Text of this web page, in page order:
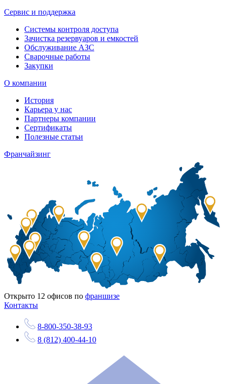
Сервис и поддержка
Системы контроля доступа
Зачистка резервуаров и емкостей
Обслуживание АЗС
Сварочные работы
Закупки
О компании
История
Карьера у нас
Партнеры компании
Сертификаты
Полезные статьи
Франчайзинг
Открыто 12 офисов по франшизе
Контакты
8-800-350-38-93
8 (812) 400-44-10